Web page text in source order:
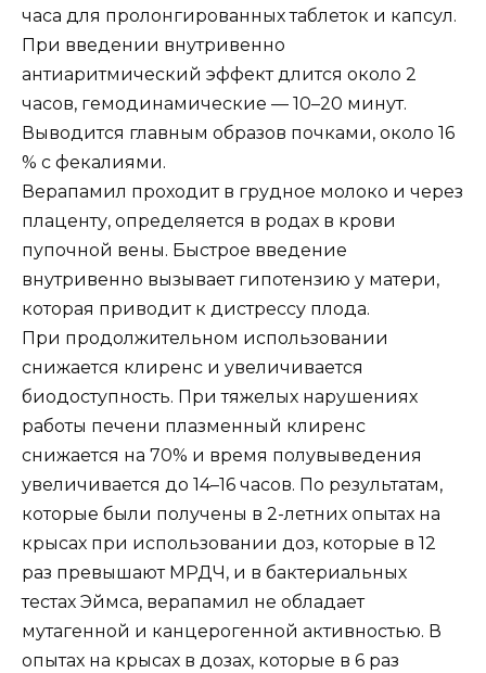
часа для пролонгированных таблеток и капсул.
При введении внутривенно
антиаритмический эффект длится около 2
часов, гемодинамические — 10–20 минут.
Выводится главным образов почками, около 16
% с фекалиями.
Верапамил проходит в грудное молоко и через
плаценту, определяется в родах в крови
пупочной вены. Быстрое введение
внутривенно вызывает гипотензию у матери,
которая приводит к дистрессу плода.
При продолжительном использовании
снижается клиренс и увеличивается
биодоступность. При тяжелых нарушениях
работы печени плазменный клиренс
снижается на 70% и время полувыведения
увеличивается до 14–16 часов. По результатам,
которые были получены в 2-летних опытах на
крысах при использовании доз, которые в 12
раз превышают МРДЧ, и в бактериальных
тестах Эймса, верапамил не обладает
мутагенной и канцерогенной активностью. В
опытах на крысах в дозах, которые в 6 раз